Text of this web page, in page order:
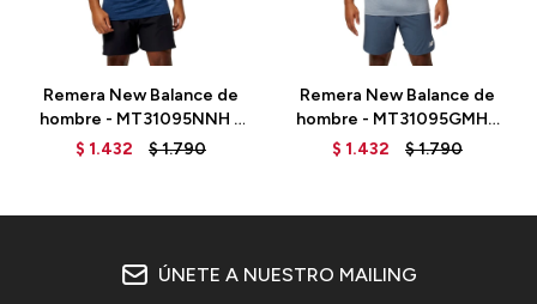
Remera New Balance de
hombre - MT31095NNH -
BLUE
$ 1.432 $1.790
Remera New Balance de
hombre - MT31095GMH -
GREY
$ 1.432 $1.790
ÚNETE A NUESTRO MAILING